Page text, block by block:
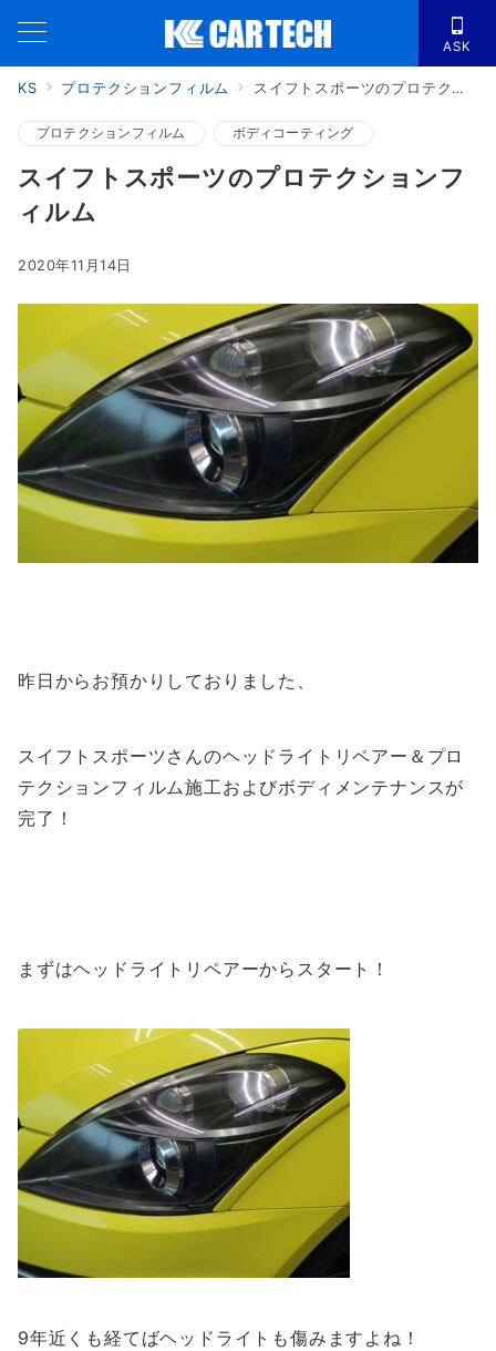
ASK
KS プロテクションフィルム スイフトスポーツのプロテクションフィルム
プロテクションフィルム ボディコーティング
スイフトスポーツのプロテクションフ
ィルム
2020年11月14日
昨日からお預かりしておりました、
スイフトスポーツさんのヘッドライトリペアー＆プロ
テクションフィルム施工およびボディメンテナンスが
完了！
まずはヘッドライトリペアーからスタート！
9年近くも経てばヘッドライトも傷みますよね！